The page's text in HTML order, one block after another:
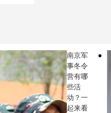
南京军
事冬令
营有哪
些活
动？一
起来看